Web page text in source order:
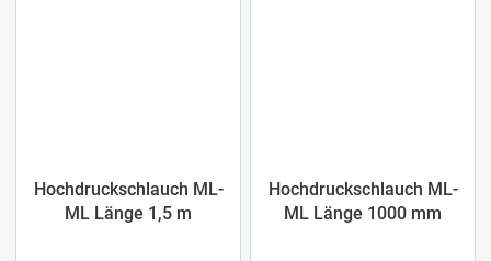
Hochdruckschlauch ML-
ML Länge 1,5 m
Hochdruckschlauch ML-
ML Länge 1000 mm